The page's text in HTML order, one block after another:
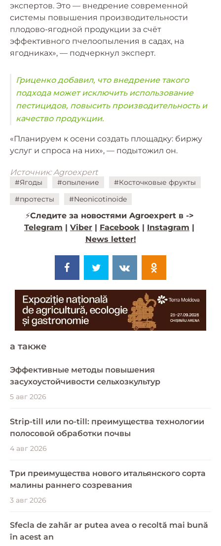
экспертов. Это — внедрение современной
системы повышения производительности
плодово-ягодной продукции за счёт
эффективного пчелоопыления в садах, на
ягодниках», — подчеркнул эксперт.
Гриценко добавил, что внедрение такого
подхода может исключить использование
пестицидов, повысить производительность и
качество продукции.
«Планируем к осени создать площадку: биржу
услуг и спроса на них», — подытожил он.
Источник: Agroexpert
#Ягоды #опыление
#Косточковые фрукты
#протесты
#Neonicotinoide
⚡️Следите за новостями Agroexpert в ->
Telegram | Viber | Facebook | Instagram |
News letter!
a также
Эффективные методы повышения
засухоустойчивости сельхозкультур
5 авг 2026
Strip-till или no-till: преимущества технологии
полосовой обработки почвы
4 авг 2026
Три преимущества нового итальянского сорта
малины раннего созревания
3 авг 2026
Sfecla de zahăr ar putea avea o recoltă mai bună
în acest an